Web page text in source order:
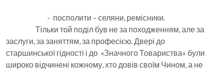
- посполити – селяни, ремісники.
Тільки той поділ був не за походженням, але за
заслуги, за заняттям, за професією. Двері до
старшинської гідності і до «Значного Товариства» були
широко відчинені кожному, хто довів своїм Чином, а не